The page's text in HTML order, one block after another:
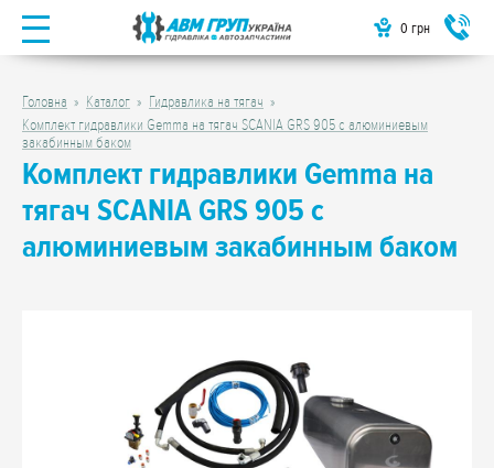
0 грн
Головна Каталог
Гидравлика на тягач
Комплект гидравлики Gemma на тягач SCANIA GRS 905 с алюминиевым
закабинным баком
Комплект гидравлики Gemma на
тягач SCANIA GRS 905 с
алюминиевым закабинным баком